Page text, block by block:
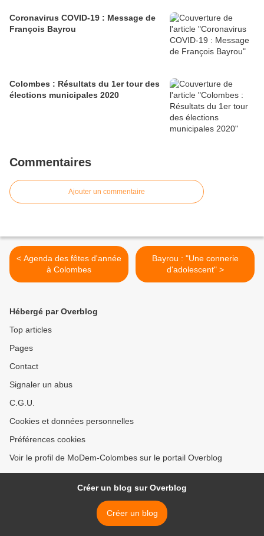
Coronavirus COVID-19 : Message de
François Bayrou
Colombes : Résultats du 1er tour des
élections municipales 2020
Commentaires
Ajouter un commentaire
< Agenda des fêtes d'année
à Colombes
Bayrou : "Une connerie
d'adolescent" >
Hébergé par Overblog
Top articles
Pages
Contact
Signaler un abus
C.G.U.
Cookies et données personnelles
Préférences cookies
Voir le profil de MoDem-Colombes sur le portail Overblog
Créer un blog sur Overblog
Créer un blog